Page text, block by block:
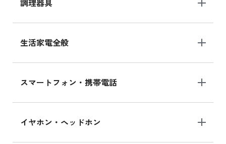
調理器具
生活家電全般
スマートフォン・携帯電話
イヤホン・ヘッドホン